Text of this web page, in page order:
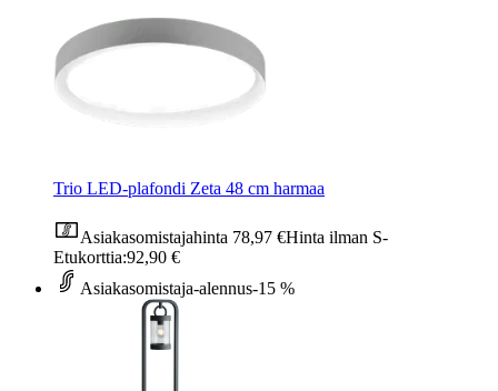
Trio LED-plafondi Zeta 48 cm harmaa
Asiakasomistajahinta 78,97 €Hinta ilman S-
Etukorttia:92,90 €
Asiakasomistaja-alennus-15 %